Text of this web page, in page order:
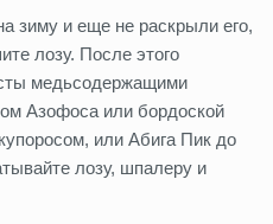
зиму и еще не раскрыли его,
лозу. После этого
медьсодержащими
Азофоса или бордоской
или Абига Пик до
лозу, шпалеру и